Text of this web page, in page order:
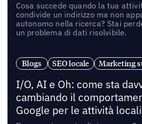
Cosa succede quando la tua
condivide un indirizzo ma non
autonomo nella ricerca? Stai
un problema di dati risolvibile.
Blogs SEO locale Marketing
I/O, AI e Oh: come sta
cambiando il
Google per le attività